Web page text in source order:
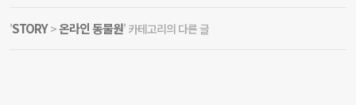
'STORY>온라인 동물원' 카테고리의 다른 글